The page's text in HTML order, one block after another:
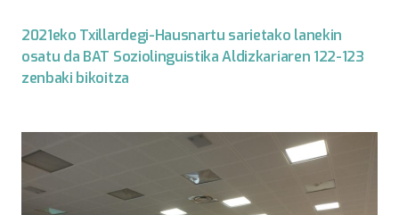
2021eko Txillardegi-Hausnartu sarietako lanekin
osatu da BAT Soziolinguistika Aldizkariaren 122-123
zenbaki bikoitza